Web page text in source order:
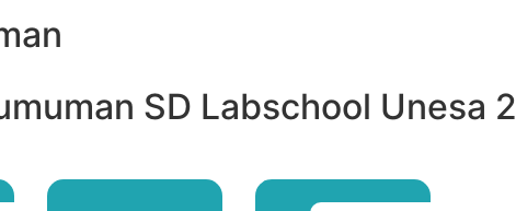
SD Labschool Unesa 2